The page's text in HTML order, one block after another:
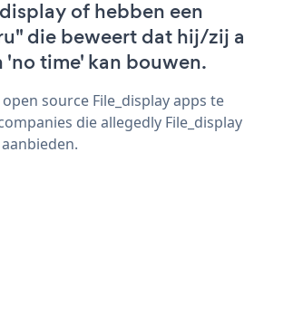
of hebben een
die beweert dat hij/zij a
'no time' kan bouwen.
source File_display apps te
die allegedly File_display